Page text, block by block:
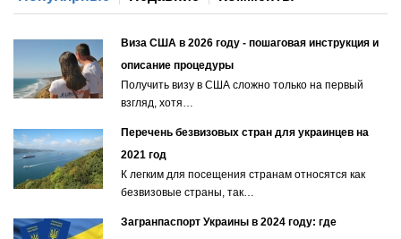
Виза США в 2026 году - пошаговая инструкция и
описание процедуры
Получить визу в США сложно только на первый
взгляд, хотя…
Перечень безвизовых стран для украинцев на
2021 год
К легким для посещения странам относятся как
безвизовые страны, так…
Загранпаспорт Украины в 2024 году: где